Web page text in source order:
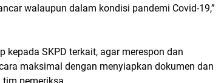
walaupun dalam kondisi pandemi Covid-19,”
kepada SKPD terkait, agar merespon dan
maksimal dengan menyiapkan dokumen dan